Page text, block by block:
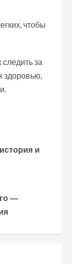
чтобы
за
здоровью,
и
—